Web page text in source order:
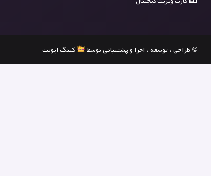
© طراحی ، توسعه ، اجرا و پشتیبانی توسط کینگ ایونت